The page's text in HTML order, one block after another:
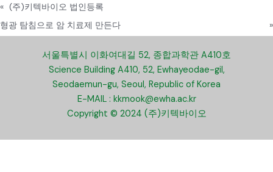
« (주)키텍바이오 법인등록
형광 탐침으로 암 치료제 만든다
»
서울특별시 이화여대길 52, 종합과학관 A410호
Science Building A410, 52, Ewhayeodae-gil,
Seodaemun-gu, Seoul, Republic of Korea
E-MAIL : kkmook@ewha.ac.kr
Copyright © 2024 (주)키텍바이오